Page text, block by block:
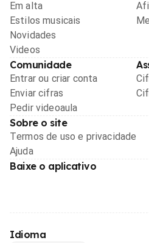
Em alta
Estilos musicais
Novidades
Videos
Comunidade
Entrar ou criar conta
Enviar cifras
Pedir videoaula
Sobre o site
Termos de uso e privacidade
Ajuda
Baixe o aplicativo
Idioma